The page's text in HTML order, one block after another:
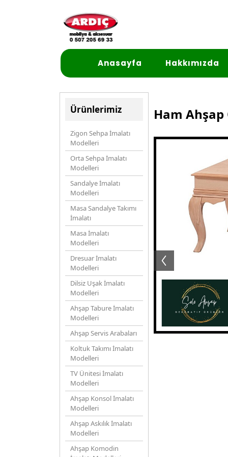
Ürünlerimiz
Zigon Sehpa İmalatı
Modelleri
Orta Sehpa İmalatı
Modelleri
Sandalye İmalatı
Modelleri
Masa Sandalye Takımı
İmalatı
Masa İmalatı
Modelleri
Dresuar İmalatı
Modelleri
Dilsiz Uşak İmalatı
Modelleri
Ahşap Tabure İmalatı
Modelleri
Ahşap Servis Arabaları
Koltuk Takımı İmalatı
Modelleri
TV Ünitesi İmalatı
Modelleri
Ahşap Konsol İmalatı
Modelleri
Ahşap Askılık İmalatı
Modelleri
Ahşap Komodin
Ham
Anasayfa Hakkımızda